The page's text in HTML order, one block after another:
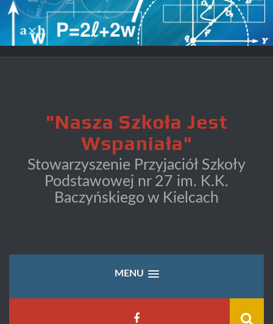
S
"Nasza Szkoła Jest
Wspaniała"
Stowarzyszenie Przyjaciół Szkoły
Podstawowej nr 27 im. K.K.
Baczyńskiego w Kielcach
MENU